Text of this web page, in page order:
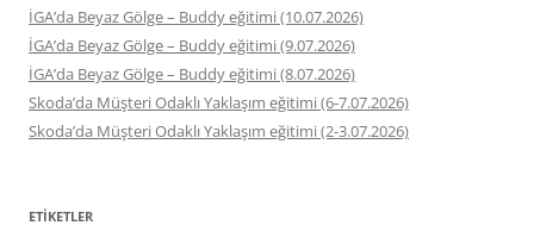
İGA’da Beyaz Gölge – Buddy eğitimi (10.07.2026)
İGA’da Beyaz Gölge – Buddy eğitimi (9.07.2026)
İGA’da Beyaz Gölge – Buddy eğitimi (8.07.2026)
Skoda’da Müşteri Odaklı Yaklaşım eğitimi (6-7.07.2026)
Skoda’da Müşteri Odaklı Yaklaşım eğitimi (2-3.07.2026)
ETIKETLER